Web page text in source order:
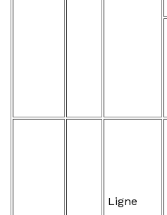
Ligne